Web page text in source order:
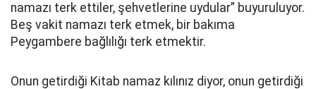
namazı terk ettiler, şehvetlerine uydular” buyuruluyor.
Beş vakit namazı terk etmek, bir bakıma
Peygambere bağlılığı terk etmektir.
Onun getirdiği Kitab namaz kılınız diyor, onun getirdiği